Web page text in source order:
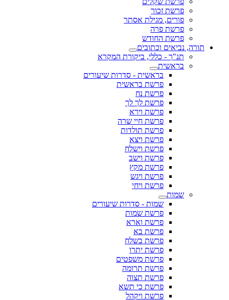
פרשת זכור
פורים, מגילת אסתר
פרשת פרה
פרשת החודש
תורה, נביאים וכתובים
תנ"ך - כללי, ביקורת המקרא
בראשית
בראשית - סדרות שיעורים
פרשת בראשית
פרשת נח
פרשת לך לך
פרשת וירא
פרשת חיי שרה
פרשת תולדות
פרשת ויצא
פרשת וישלח
פרשת וישב
פרשת מקץ
פרשת ויגש
פרשת ויחי
שמות
שמות - סדרות שיעורים
פרשת שמות
פרשת וארא
פרשת בא
פרשת בשלח
פרשת יתרו
פרשת משפטים
פרשת תרומה
פרשת תצוה
פרשת כי תשא
פרשת ויקהל